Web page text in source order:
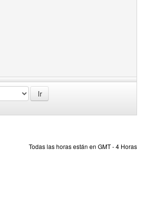
Todas las horas están en GMT - 4 Horas